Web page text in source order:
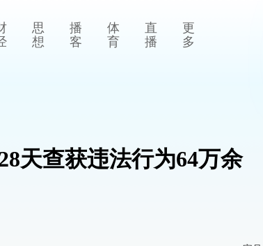
思
想
播
客
体
育
直
播
更
多
天查获违法行为64万余